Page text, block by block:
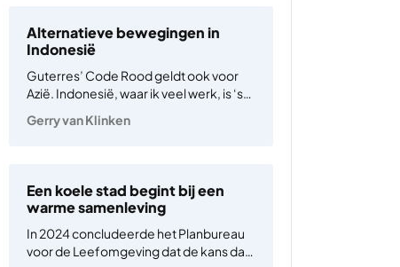
Alternatieve bewegingen in
Indonesië
Guterres’ Code Rood geldt ook voor
Azië. Indonesië, waar ik veel werk, is ‘s
en wordt bestuurd door tamelijk
steenkool- en palmoliemagnaten. De
meeste Indonesiërs geloven
verzekeringen…
Gerry van Klinken
Een koele stad begint bij een
warme samenleving
In 2024 concludeerde het Planbureau
voor de Leefomgeving dat de kans dat